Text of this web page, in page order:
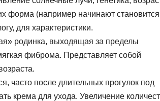
форма (например начинают становится
для характеристики.
родинка, выходящая за пределы
фиброма. Представляет собой
часто после длительных прогулок под
крема для ухода. Увеличение